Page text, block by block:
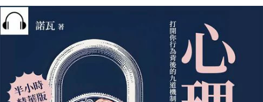
天天免運 養生保健 民生用品
居家生活 運動休閒 親子玩具